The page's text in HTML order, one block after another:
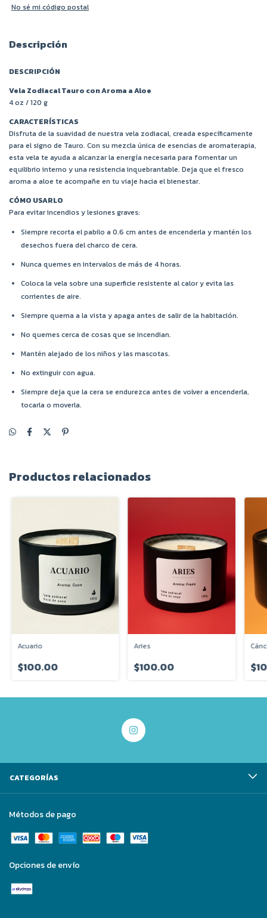
No sé mi código postal
Descripción
DESCRIPCIÓN
Vela Zodiacal Tauro con Aroma a Aloe
4 oz / 120 g
CARACTERÍSTICAS
Disfruta de la suavidad de nuestra vela zodiacal, creada específicamente
para el signo de Tauro. Con su mezcla única de esencias de aromaterapia,
esta vela te ayuda a alcanzar la energía necesaria para fomentar un
equilibrio interno y una resistencia inquebrantable. Deja que el fresco
aroma a aloe te acompañe en tu viaje hacia el bienestar.
CÓMO USARLO
Para evitar incendios y lesiones graves:
Siempre recorta el pabilo a 0.6 cm antes de encenderla y mantén los
desechos fuera del charco de cera.
Nunca quemes en intervalos de más de 4 horas.
Coloca la vela sobre una superficie resistente al calor y evita las
corrientes de aire.
Siempre quema a la vista y apaga antes de salir de la habitación.
No quemes cerca de cosas que se incendian.
Mantén alejado de los niños y las mascotas.
No extinguir con agua.
Siempre deja que la cera se endurezca antes de volver a encenderla,
tocarla o moverla.
Productos relacionados
Acuario
$100.00
Aries
$100.00
CATEGORÍAS
Métodos de pago
Opciones de envío